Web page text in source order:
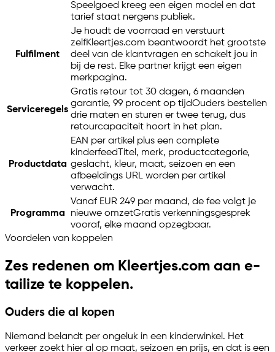
Speelgoed kreeg een eigen model en dat
tarief staat nergens publiek.
Fulfilment
Je houdt de voorraad en verstuurt
zelfKleertjes.com beantwoordt het grootste
deel van de klantvragen en schakelt jou in
bij de rest. Elke partner krijgt een eigen
merkpagina.
Serviceregels
Gratis retour tot 30 dagen, 6 maanden
garantie, 99 procent op tijdOuders bestellen
drie maten en sturen er twee terug, dus
retourcapaciteit hoort in het plan.
Productdata
EAN per artikel plus een complete
kinderfeed Titel, merk, productcategorie,
geslacht, kleur, maat, seizoen en een
afbeeldings URL worden per artikel
verwacht.
Programma
Vanaf EUR 249 per maand, de fee volgt je
nieuwe omzetGratis verkenningsgesprek
vooraf, elke maand opzegbaar.
Voordelen van koppelen
Zes redenen om Kleertjes.com aan e-
tailize te koppelen.
Ouders die al kopen
Niemand belandt per ongeluk in een kinderwinkel. Het
verkeer zoekt hier al op maat, seizoen en prijs, en dat is een